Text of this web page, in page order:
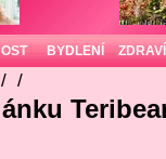
BYDLENÍ ZDRAVÍ
/